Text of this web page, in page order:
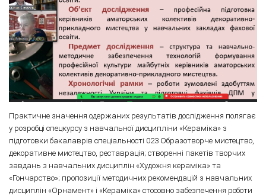
Практичне значення одержаних результатів дослідження полягає
у розробці спецкурсу з навчальної дисципліни «Кераміка» з
підготовки бакалаврів спеціальності 023 Образотворче мистецтво,
декоративне мистецтво, реставрація; створенні пакетів творчих
завдань з навчальних дисциплін «Художня кераміка» та
«Гончарство»; пропозиції методичних рекомендацій з навчальних
дисциплін «Орнамент» і «Кераміка» стосовно забезпечення роботи